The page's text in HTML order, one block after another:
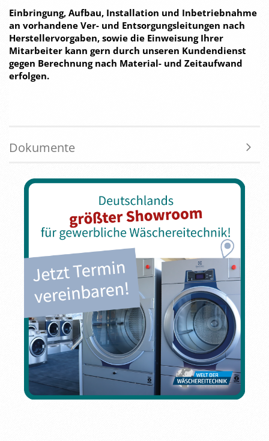
Einbringung, Aufbau, Installation und Inbetriebnahme
an vorhandene Ver- und Entsorgungsleitungen nach
Herstellervorgaben, sowie die Einweisung Ihrer
Mitarbeiter kann gern durch unseren Kundendienst
gegen Berechnung nach Material- und Zeitaufwand
erfolgen.
Dokumente